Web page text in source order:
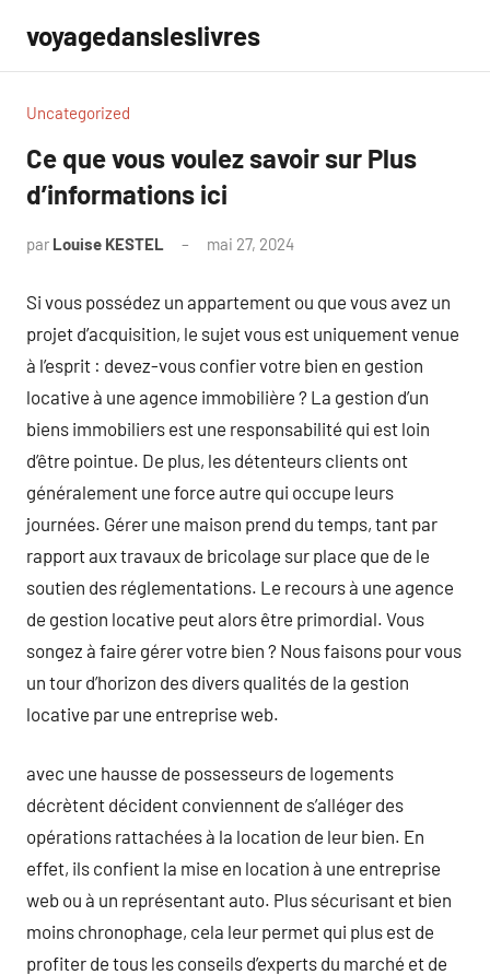
contenu
voyagedansleslivres
Uncategorized
Ce que vous voulez savoir sur Plus
d’informations ici
par Louise KESTEL mai 27, 2024
Si vous possédez un appartement ou que vous avez un
projet d’acquisition, le sujet vous est uniquement venue
à l’esprit : devez-vous confier votre bien en gestion
locative à une agence immobilière ? La gestion d’un
biens immobiliers est une responsabilité qui est loin
d’être pointue. De plus, les détenteurs clients ont
généralement une force autre qui occupe leurs
journées. Gérer une maison prend du temps, tant par
rapport aux travaux de bricolage sur place que de le
soutien des réglementations. Le recours à une agence
de gestion locative peut alors être primordial. Vous
songez à faire gérer votre bien ? Nous faisons pour vous
un tour d’horizon des divers qualités de la gestion
locative par une entreprise web.
avec une hausse de possesseurs de logements
décrètent décident conviennent de s’alléger des
opérations rattachées à la location de leur bien. En
effet, ils confient la mise en location à une entreprise
web ou à un représentant auto. Plus sécurisant et bien
moins chronophage, cela leur permet qui plus est de
profiter de tous les conseils d’experts du marché et de